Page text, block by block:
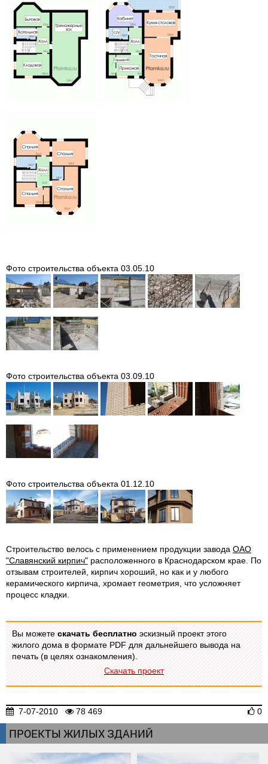
Фото строительства объекта 03.05.10
Фото строительства объекта 03.09.10
Фото строительства объекта 01.12.10
Строительство велось с применением продукции завода ОАО
"Славянский кирпич" расположенного в Краснодарском крае. По
отзывам строителей, кирпич хороший, но как и у любого
керамического кирпича, хромает геометрия, что усложняет
процесс кладки.
Вы можете скачать бесплатно эскизный проект этого
жилого дома в формате PDF для дальнейшего вывода на
печать (в целях ознакомления).
Скачать проект
7-07-2010 78 469 0
ПРОЕКТЫ ЖИЛЫХ ЗДАНИЙ